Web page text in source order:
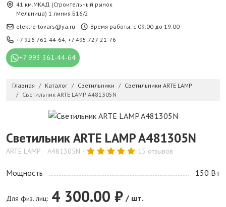
41 км.МКАД (Строительный рынок
Мельница) 1 линия Б16/2
elektro-tovars@ya.ru
Время работы: с 09.00 до 19.00
+7 926 761-44-64, +7 495 727-21-76
+7 993 361-44-64
Главная Каталог Светильники
Светильники ARTE LAMP
Светильник ARTE LAMP A481305N
Светильник ARTE LAMP A481305N
ARTE LAMP A481305N 15 отзывов
Мощность 150 Bт
Для физ. лиц: 4 300.00 ₽ / шт.